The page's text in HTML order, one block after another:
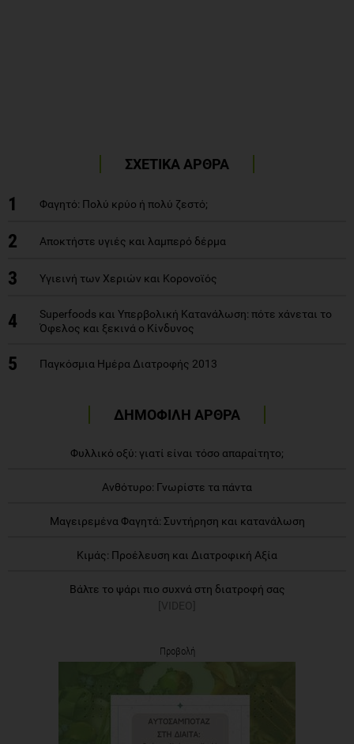
ΣΧΕΤΙΚΑ ΑΡΘΡΑ
1 Φαγητό: Πολύ κρύο ή πολύ ζεστό;
2 Αποκτήστε υγιές και λαμπερό δέρμα
3 Υγιεινή των Χεριών και Κορονοϊός
4
Superfoods και Υπερβολική Κατανάλωση: πότε χάνεται το
Όφελος και ξεκινά ο Κίνδυνος
5 Παγκόσμια Ημέρα Διατροφής 2013
ΔΗΜΟΦΙΛΗ ΑΡΘΡΑ
Φυλλικό οξύ: γιατί είναι τόσο απαραίτητο;
Ανθότυρο: Γνωρίστε τα πάντα
Μαγειρεμένα Φαγητά: Συντήρηση και κατανάλωση
Κιμάς: Προέλευση και Διατροφική Αξία
Βάλτε το ψάρι πιο συχνά στη διατροφή σας
[VIDEO]
Προβολή